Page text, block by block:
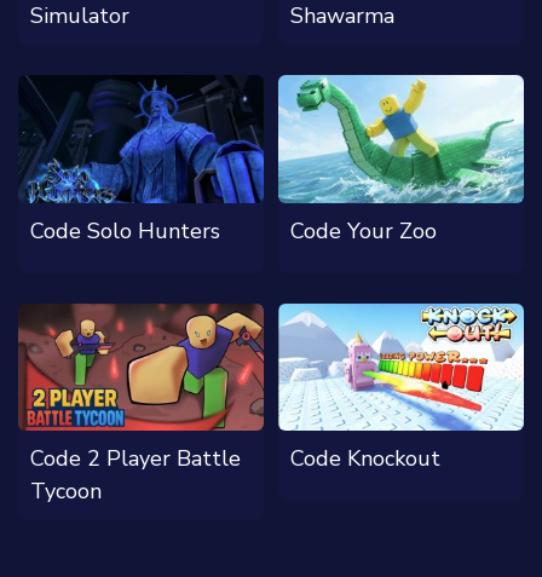
Simulator
Shawarma
Code Solo Hunters Code Your Zoo
Code 2 Player Battle
Tycoon
Code Knockout